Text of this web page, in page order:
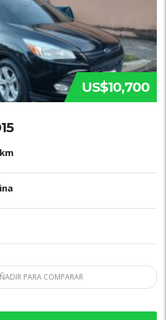
US$10,700
PARA COMPARAR